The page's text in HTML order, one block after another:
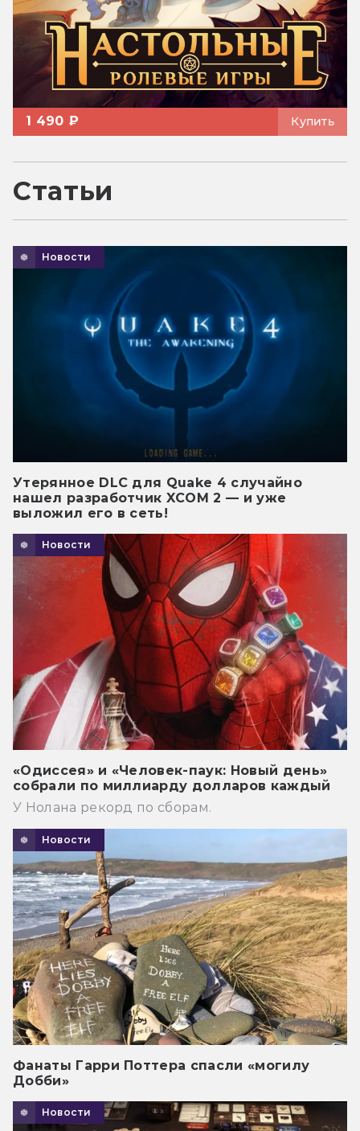
1 490 ₽ Купить
Статьи
Новости
Утерянное DLC для Quake 4 случайно
нашел разработчик XCOM 2 — и уже
выложил его в сеть!
Новости
«Одиссея» и «Человек-паук: Новый день»
собрали по миллиарду долларов каждый
У Нолана рекорд по сборам.
Новости
Фанаты Гарри Поттера спасли «могилу
Добби»
Новости